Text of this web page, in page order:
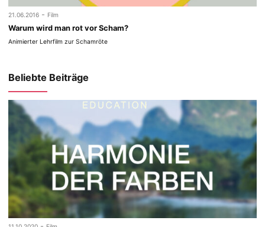
21.06.2016 - Film
Warum wird man rot vor Scham?
Animierter Lehrfilm zur Schamröte
Beliebte Beiträge